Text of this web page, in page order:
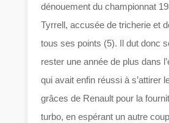
dénouement du championnat
Tyrrell, accusée de tricherie et
tous ses points (5). Il dut donc
rester une année de plus dans
qui avait enfin réussi à s’attirer
grâces de Renault pour la
turbo, en espérant un autre